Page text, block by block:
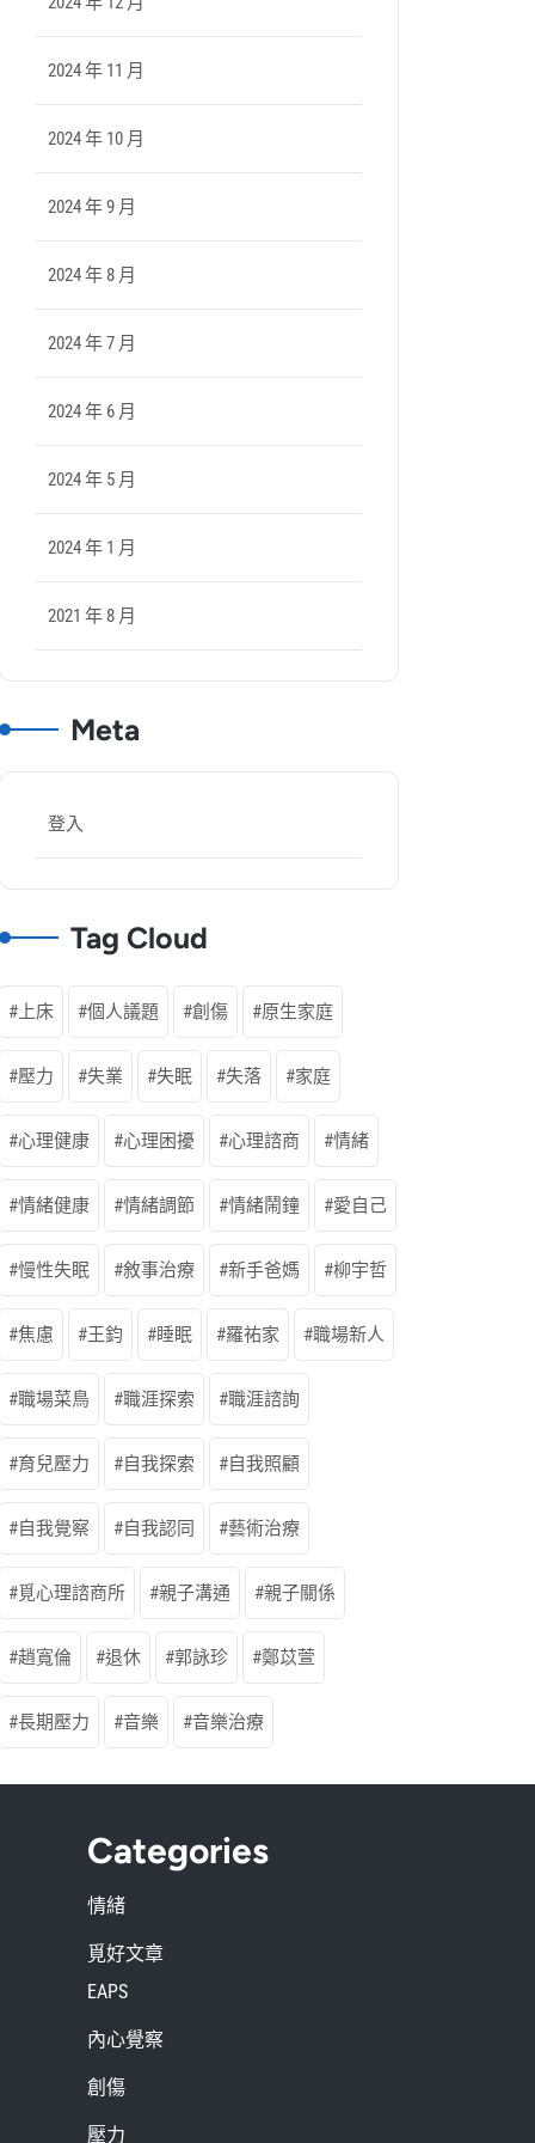
2024 年 11 月
2024 年 10 月
2024 年 9 月
2024 年 8 月
2024 年 7 月
2024 年 6 月
2024 年 5 月
2024 年 1 月
2021 年 8 月
Meta
登入
Tag Cloud
上床 個人議題 創傷 原生家庭
壓力 失業 失眠 失落 家庭
心理健康 心理困擾 心理諮商 情緒
情緒健康 情緒調節 情緒鬧鐘 愛自己
慢性失眠 敘事治療 新手爸媽 柳宇哲
焦慮 王鈞 睡眠 羅祐家 職場新人
職場菜鳥 職涯探索 職涯諮詢
育兒壓力 自我探索 自我照顧
自我覺察 自我認同 藝術治療
覓心理諮商所 親子溝通 親子關係
趙寬倫 退休 郭詠珍 鄭苡萱
長期壓力 音樂 音樂治療
Categories
情緒
覓好文章
EAPS
內心覺察
創傷
壓力